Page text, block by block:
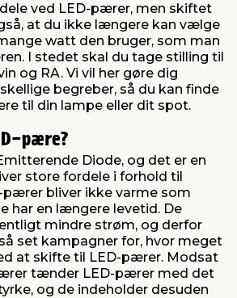
ved LED-pærer, men skiftet
at du ikke længere kan vælge
watt den bruger, som man
I stedet skal du tage stilling til
og RA. Vi vil her gøre dig
begreber, så du kan finde
til din lampe eller dit spot.
pære?
Diode, og det er en
store fordele i forhold til
bliver ikke varme som
har en længere levetid. De
mindre strøm, og derfor
set kampagner for, hvor meget
at skifte til LED-pærer. Modsat
tænder LED-pærer med det
og de indeholder desuden